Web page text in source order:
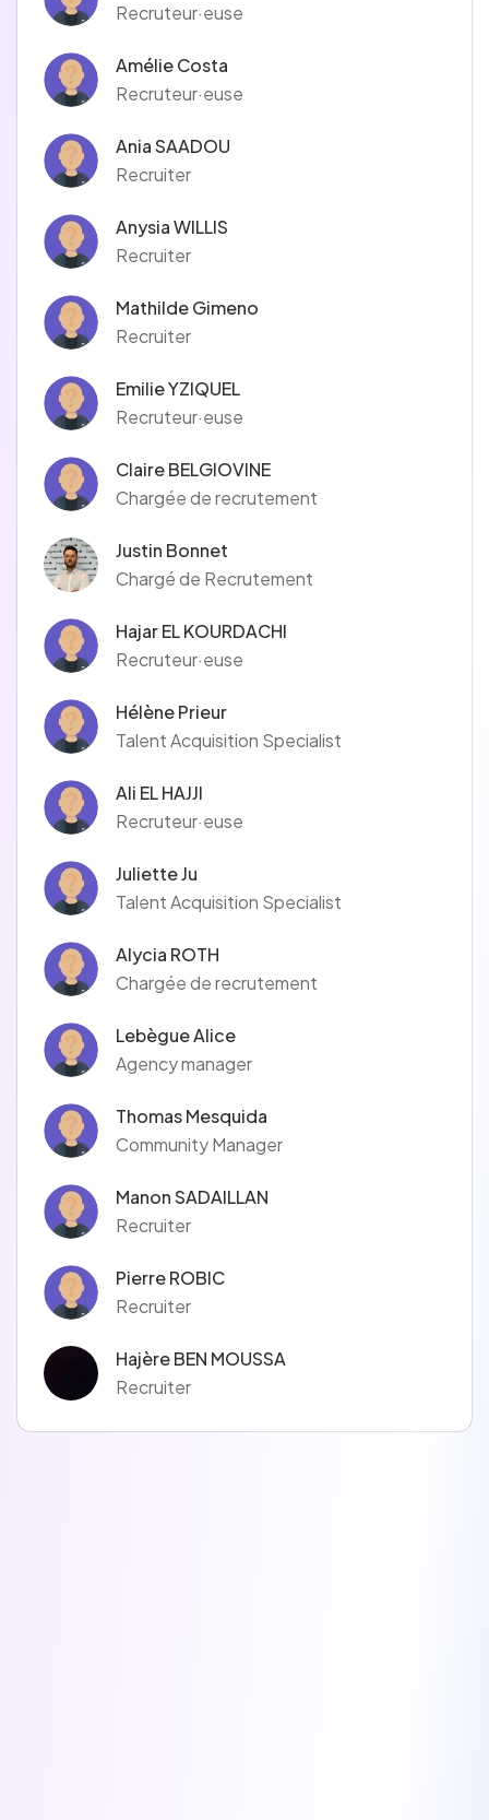
Recruteur·euse
Amélie Costa
Recruteur·euse
Ania SAADOU
Recruiter
Anysia WILLIS
Recruiter
Mathilde Gimeno
Recruiter
Emilie YZIQUEL
Recruteur·euse
Claire BELGIOVINE
Chargée de recrutement
Justin Bonnet
Chargé de Recrutement
Hajar EL KOURDACHI
Recruteur·euse
Hélène Prieur
Talent Acquisition Specialist
Ali EL HAJJI
Recruteur·euse
Juliette Ju
Talent Acquisition Specialist
Alycia ROTH
Chargée de recrutement
Lebègue Alice
Agency manager
Thomas Mesquida
Community Manager
Manon SADAILLAN
Recruiter
Pierre ROBIC
Recruiter
Hajère BEN MOUSSA
Recruiter